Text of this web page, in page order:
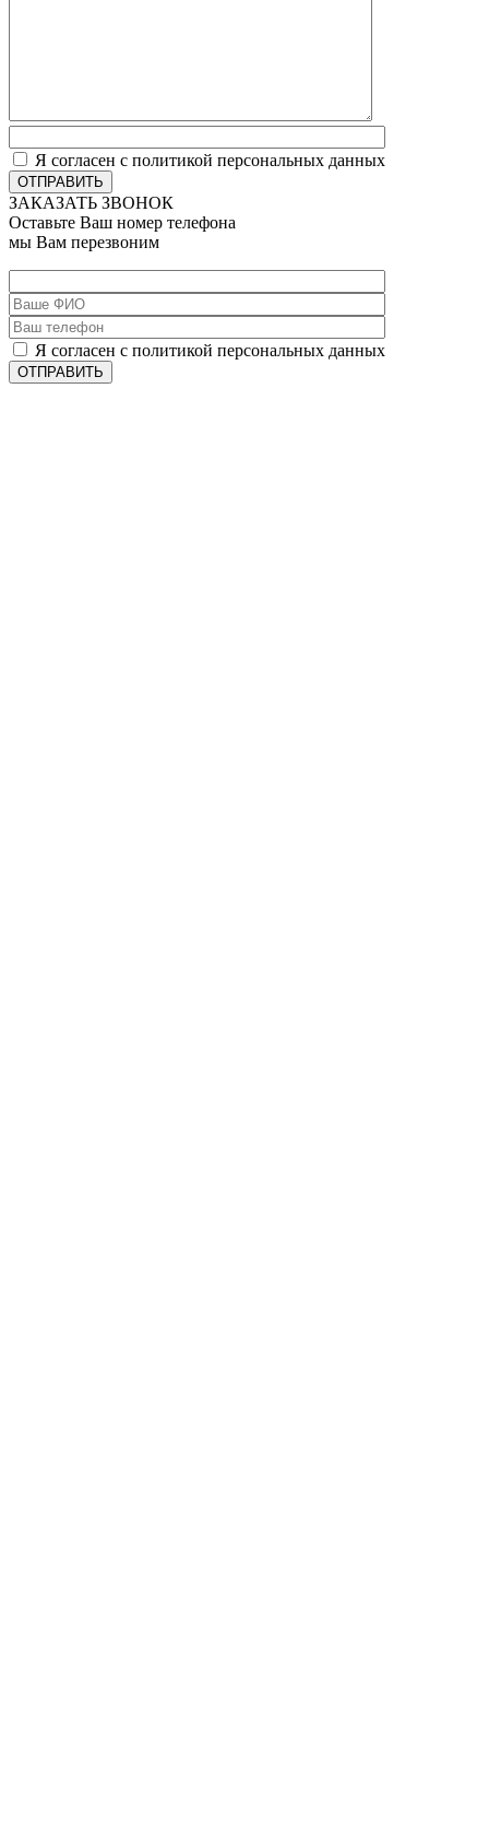
Я согласен с политикой персональных данных
ОТПРАВИТЬ
ЗАКАЗАТЬ ЗВОНОК
Оставьте Ваш номер телефона
мы Вам перезвоним
Я согласен с политикой персональных данных
ОТПРАВИТЬ